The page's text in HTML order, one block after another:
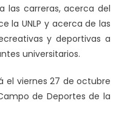
las carreras, acerca del
la UNLP y acerca de las
y deportivas a
universitarios.
el viernes 27 de octubre
de Deportes de la